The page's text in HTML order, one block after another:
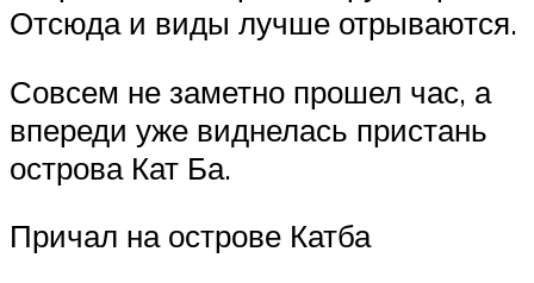
Отсюда и виды лучше отрываются.
Совсем не заметно прошел час, а
впереди уже виднелась пристань
острова Кат Ба.
Причал на острове Катба